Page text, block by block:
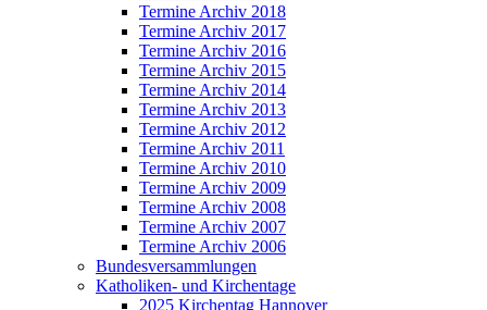
Termine Archiv 2018
Termine Archiv 2017
Termine Archiv 2016
Termine Archiv 2015
Termine Archiv 2014
Termine Archiv 2013
Termine Archiv 2012
Termine Archiv 2011
Termine Archiv 2010
Termine Archiv 2009
Termine Archiv 2008
Termine Archiv 2007
Termine Archiv 2006
Bundesversammlungen
Katholiken- und Kirchentage
2025 Kirchentag Hannover